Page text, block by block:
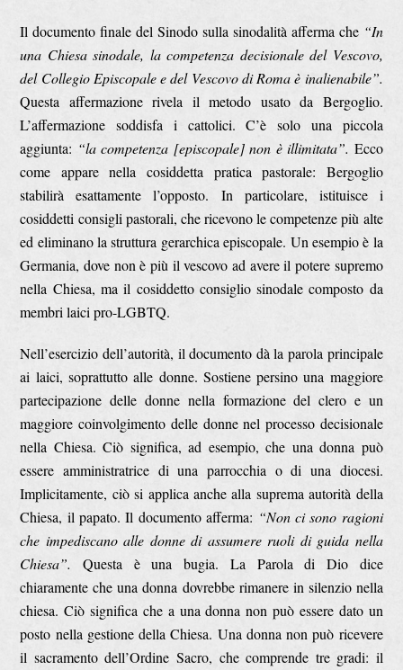
Il documento finale del Sinodo sulla sinodalità afferma che “In
una Chiesa sinodale, la competenza decisionale del Vescovo,
del Collegio Episcopale e del Vescovo di Roma è inalienabile”.
Questa affermazione rivela il metodo usato da Bergoglio.
L’affermazione soddisfa i cattolici. C’è solo una piccola
aggiunta: “la competenza [episcopale] non è illimitata”. Ecco
come appare nella cosiddetta pratica pastorale: Bergoglio
stabilirà esattamente l’opposto. In particolare, istituisce i
cosiddetti consigli pastorali, che ricevono le competenze più alte
ed eliminano la struttura gerarchica episcopale. Un esempio è la
Germania, dove non è più il vescovo ad avere il potere supremo
nella Chiesa, ma il cosiddetto consiglio sinodale composto da
membri laici pro-LGBTQ.
Nell’esercizio dell’autorità, il documento dà la parola principale
ai laici, soprattutto alle donne. Sostiene persino una maggiore
partecipazione delle donne nella formazione del clero e un
maggiore coinvolgimento delle donne nel processo decisionale
nella Chiesa. Ciò significa, ad esempio, che una donna può
essere amministratrice di una parrocchia o di una diocesi.
Implicitamente, ciò si applica anche alla suprema autorità della
Chiesa, il papato. Il documento afferma: “Non ci sono ragioni
che impediscano alle donne di assumere ruoli di guida nella
Chiesa”.
Questa è una bugia. La Parola di Dio dice
chiaramente che una donna dovrebbe rimanere in silenzio nella
chiesa. Ciò significa che a una donna non può essere dato un
posto nella gestione della Chiesa. Una donna non può ricevere
il sacramento dell’Ordine Sacro, che comprende tre gradi: il